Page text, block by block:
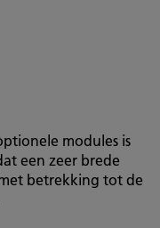
modules is
een zeer brede
betrekking tot de